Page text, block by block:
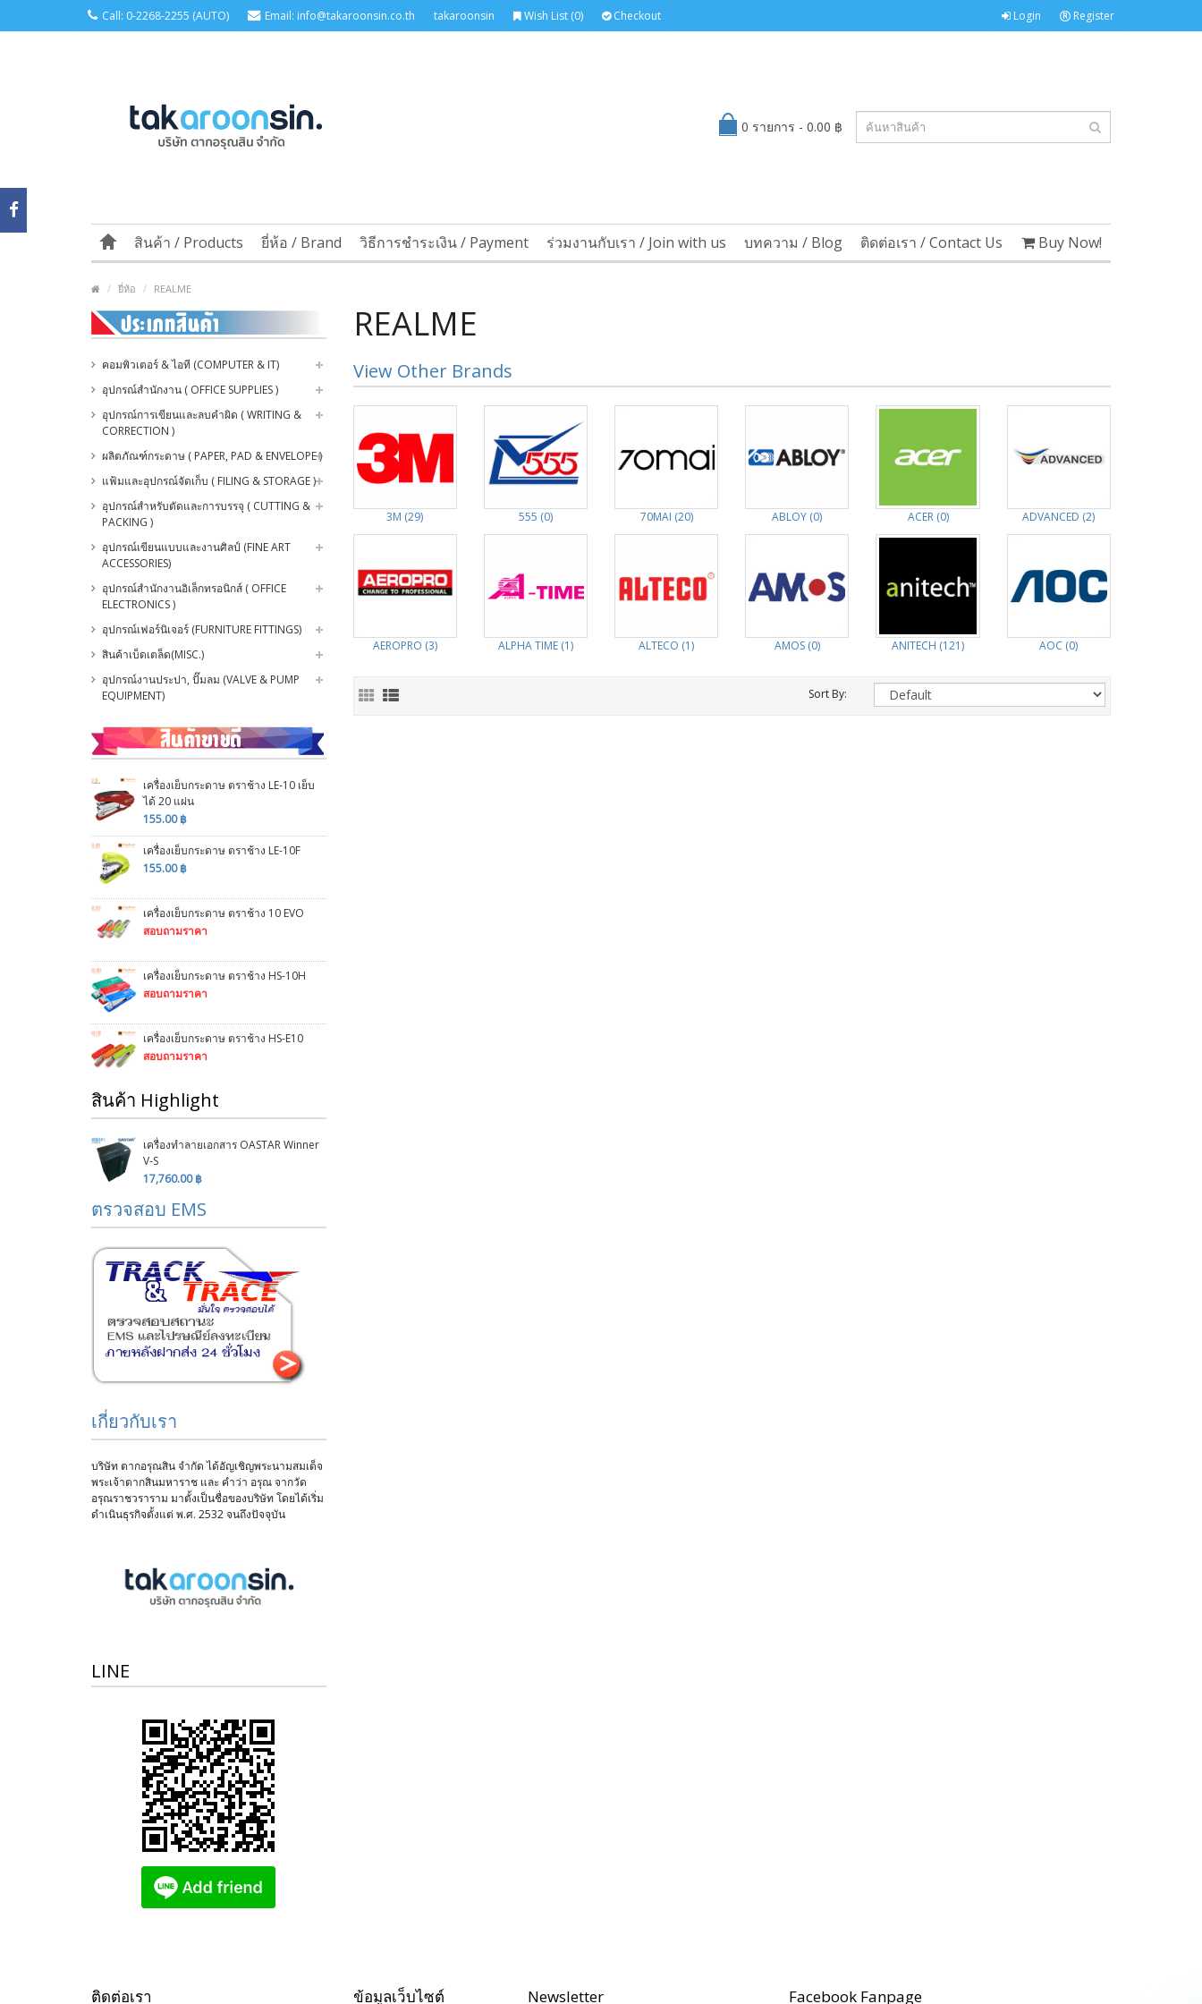
Call: 0-2268-2255 (AUTO) Email: info@takaroonsin.co.th takaroonsin Wish List (0) Checkout Login Register
0 รายการ - 0.00 ฿
สินค้า / Products ยี่ห้อ / Brand วิธีการชำระเงิน / Payment ร่วมงานกับเรา / Join with us บทความ / Blog ติดต่อเรา / Contact Us Buy Now!
ยี่ห้อ REALME
คอมพิวเตอร์ & ไอที (COMPUTER & IT)
อุปกรณ์สำนักงาน ( OFFICE SUPPLIES )
อุปกรณ์การเขียนและลบคำผิด ( WRITING &
CORRECTION )
ผลิตภัณฑ์กระดาษ ( PAPER, PAD & ENVELOPE )
แฟ้มและอุปกรณ์จัดเก็บ ( FILING & STORAGE )
อุปกรณ์สำหรับตัดและการบรรจุ ( CUTTING &
PACKING )
อุปกรณ์เขียนแบบและงานศิลป์ (FINE ART
ACCESSORIES)
อุปกรณ์สำนักงานอิเล็กทรอนิกส์ ( OFFICE
ELECTRONICS )
อุปกรณ์เฟอร์นิเจอร์ (FURNITURE FITTINGS)
สินค้าเบ็ดเตล็ด(MISC.)
อุปกรณ์งานประปา, ปั๊มลม (VALVE & PUMP
EQUIPMENT)
เครื่องเย็บกระดาษ ตราช้าง LE-10 เย็บ
ได้ 20 แผ่น
155.00 ฿
เครื่องเย็บกระดาษ ตราช้าง LE-10F
155.00 ฿
เครื่องเย็บกระดาษ ตราช้าง 10 EVO
สอบถามราคา
เครื่องเย็บกระดาษ ตราช้าง HS-10H
สอบถามราคา
เครื่องเย็บกระดาษ ตราช้าง HS-E10
สอบถามราคา
สินค้า Highlight
เครื่องทำลายเอกสาร OASTAR Winner
V-S
17,760.00 ฿
ตรวจสอบ EMS
เกี่ยวกับเรา
บริษัท ตากอรุณสิน จำกัด ได้อัญเชิญพระนามสมเด็จ
พระเจ้าตากสินมหาราช และ คำว่า อรุณ จากวัด
อรุณราชวราราม มาตั้งเป็นชื่อของบริษัท โดยได้เริ่ม
ดำเนินธุรกิจตั้งแต่ พ.ศ. 2532 จนถึงปัจจุบัน
LINE
REALME
View Other Brands
3M (29) 555 (0) 70MAI (20) ABLOY (0) ACER (0) ADVANCED (2)
AEROPRO (3) ALPHA TIME (1) ALTECO (1) AMOS (0) ANITECH (121) AOC (0)
Sort By:
ติดต่อเรา ข้อมูลเว็บไซต์ Newsletter Facebook Fanpage